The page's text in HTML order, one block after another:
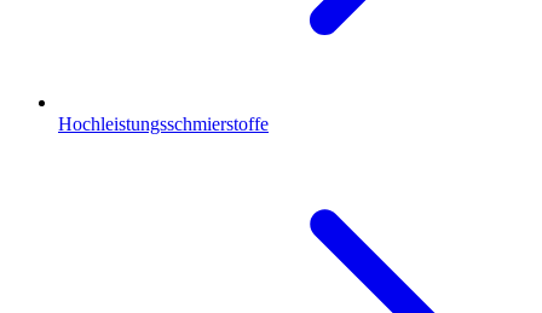
Hochleistungsschmierstoffe